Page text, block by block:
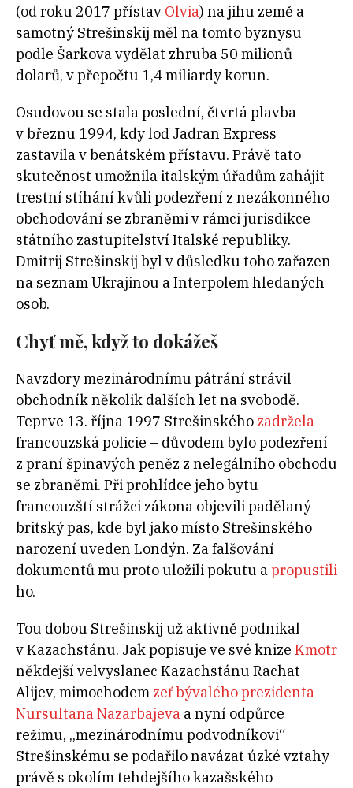
(od roku 2017 přístav Olvia) na jihu země a
samotný Strešinskij měl na tomto byznysu
podle Šarkova vydělat zhruba 50 milionů
dolarů, v přepočtu 1,4 miliardy korun.
Osudovou se stala poslední, čtvrtá plavba
v březnu 1994, kdy loď Jadran Express
zastavila v benátském přístavu. Právě tato
skutečnost umožnila italským úřadům zahájit
trestní stíhání kvůli podezření z nezákonného
obchodování se zbraněmi v rámci jurisdikce
státního zastupitelství Italské republiky.
Dmitrij Strešinskij byl v důsledku toho zařazen
na seznam Ukrajinou a Interpolem hledaných
osob.
Chyť mě, když to dokážeš
Navzdory mezinárodnímu pátrání strávil
obchodník několik dalších let na svobodě.
Teprve 13. října 1997 Strešinského zadržela
francouzská policie – důvodem bylo podezření
z praní špinavých peněz z nelegálního obchodu
se zbraněmi. Při prohlídce jeho bytu
francouzští strážci zákona objevili padělaný
britský pas, kde byl jako místo Strešinského
narození uveden Londýn. Za falšování
dokumentů mu proto uložili pokutu apropustili
ho.
Tou dobou Strešinskij už aktivně podnikal
v Kazachstánu. Jak popisuje ve své knize Kmotr
někdejší velvyslanec Kazachstánu Rachat
Alijev, mimochodem zeť bývalého prezidenta
Nursultana Nazarbajeva a nyní odpůrce
režimu, „mezinárodnímu podvodníkovi“
Strešinskému se podařilo navázat úzké vztahy
právě s okolím tehdejšího kazašského